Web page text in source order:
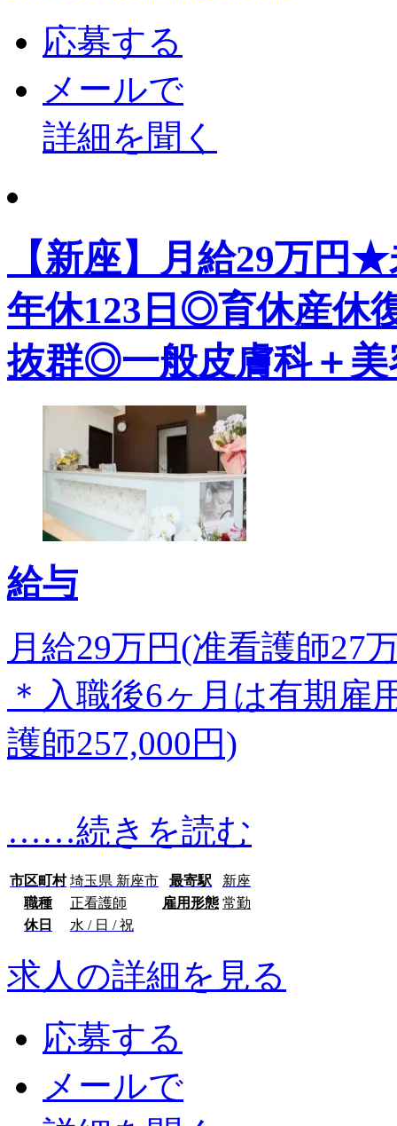
応募する
メールで
詳細を聞く
【新座】月給29万
年休123日◎育休産休
抜群◎一般皮膚科＋
給与
月給29万円(准看護師27
＊入職後6ヶ月は有期雇
護師257,000円)
……続きを読む
市区町村 埼玉県 新座市 最寄駅
新座
職種
正看護師 雇用形態 常勤
休日
水 / 日 / 祝
求人の詳細を見る
応募する
メールで